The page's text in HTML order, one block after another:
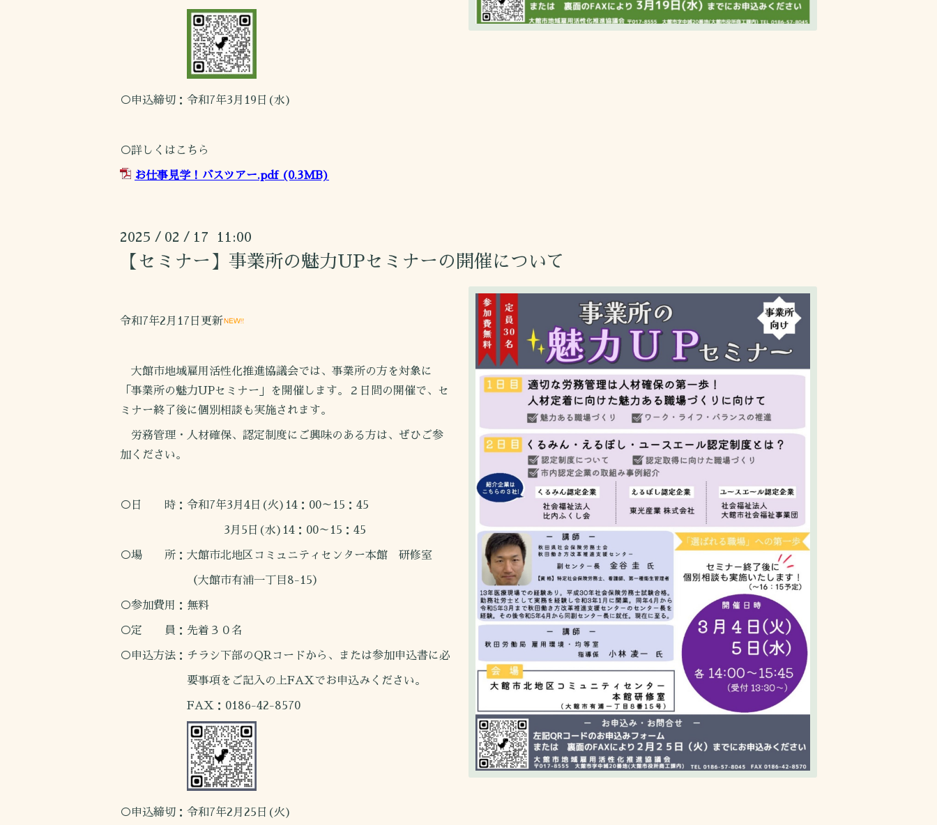
○申込締切：令和7年3月19日(水)
○詳しくはこちら
お仕事見学！バスツアー.pdf(0.3MB)
2025 / 02 / 17 11:00
【セミナー】事業所の魅力UPセミナーの開催について
令和7年2月17日更新
大館市地域雇用活性化推進協議会では、事業所の方を対象に
「事業所の魅力UPセミナー」を開催します。２日間の開催で、セ
ミナー終了後に個別相談も実施されます。
労務管理・人材確保、認定制度にご興味のある方は、ぜひご参
加ください。
○日 時：令和7年3月4日(火)14：00～15：45
3月5日(水)14：00～15：45
○場 所：大館市北地区コミュニティセンター本館 研修室
（大館市有浦一丁目8-15）
○参加費用：無料
○定 員：先着３０名
○申込方法：チラシ下部のQRコードから、または参加申込書に必
要事項をご記入の上FAXでお申込みください。
FAX：0186-42-8570
○申込締切：令和7年2月25日(火)